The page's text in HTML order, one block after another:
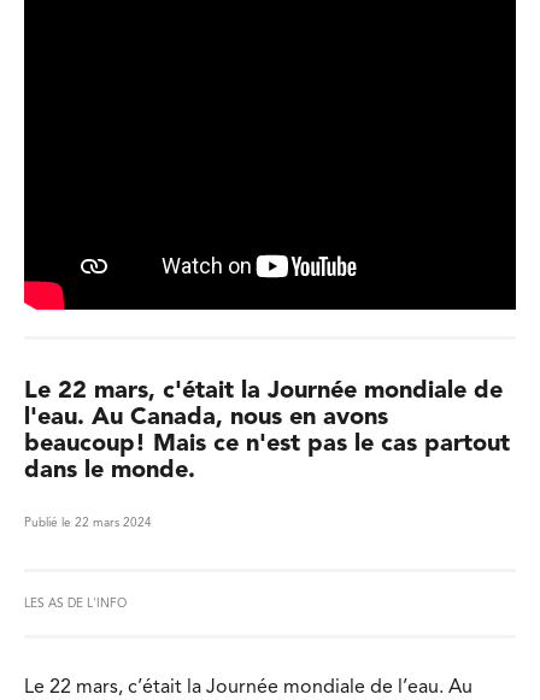
Le 22 mars, c'était la Journée mondiale de
l'eau. Au Canada, nous en avons
beaucoup! Mais ce n'est pas le cas partout
dans le monde.
Publié le 22 mars 2024
LES AS DE L'INFO
Le 22 mars, c’était la Journée mondiale de l’eau. Au